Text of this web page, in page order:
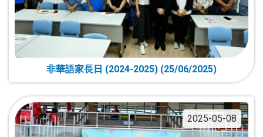
非華語家長日 (2024-2025) (25/06/2025)
2025-05-08